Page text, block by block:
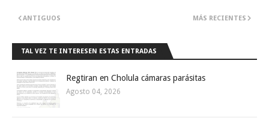
MÁS RECIENTES
ANTIGUOS
TAL VEZ TE INTERESEN ESTAS ENTRADAS
Regtiran en Cholula cámaras parásitas
Agosto 04, 2026